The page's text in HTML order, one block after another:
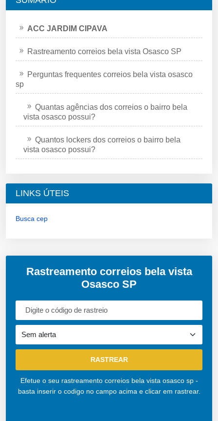
ACC JARDIM CIPAVA
Rastreamento correios bela vista Osasco SP
Perguntas frequentes correios bela vista osasco
sp
Quantas agências dos correios o bairro bela
vista osasco possui?
Quantos lockers dos correios o bairro bela
vista osasco possui?
LINKS ÚTEIS
Busca cep
Rastreamento correios bela vista
Osasco SP
Efetue o seu rastreamento correios bela vista osasco sp -
basta inserir o codigo no campo acima e clicar em rastrear.